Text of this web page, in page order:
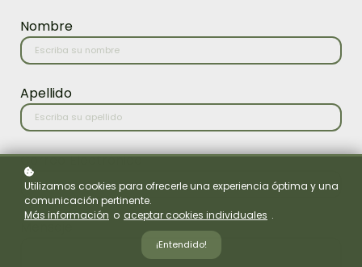
Nombre
Apellido
Correo Electrónico
Mensaje
Utilizamos cookies para ofrecerle una experiencia óptima y una
comunicación pertinente.
Más información o aceptar cookies individuales .
¡Entendido!